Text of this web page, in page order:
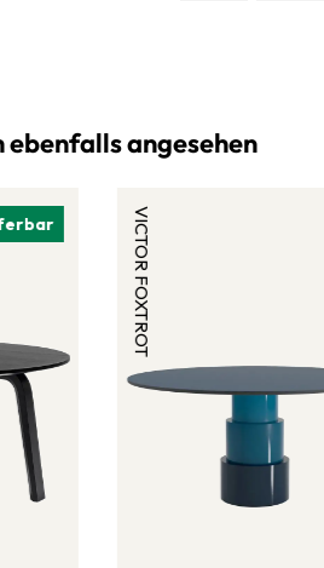
ebenfalls angesehen
VICTOR FOXTROT